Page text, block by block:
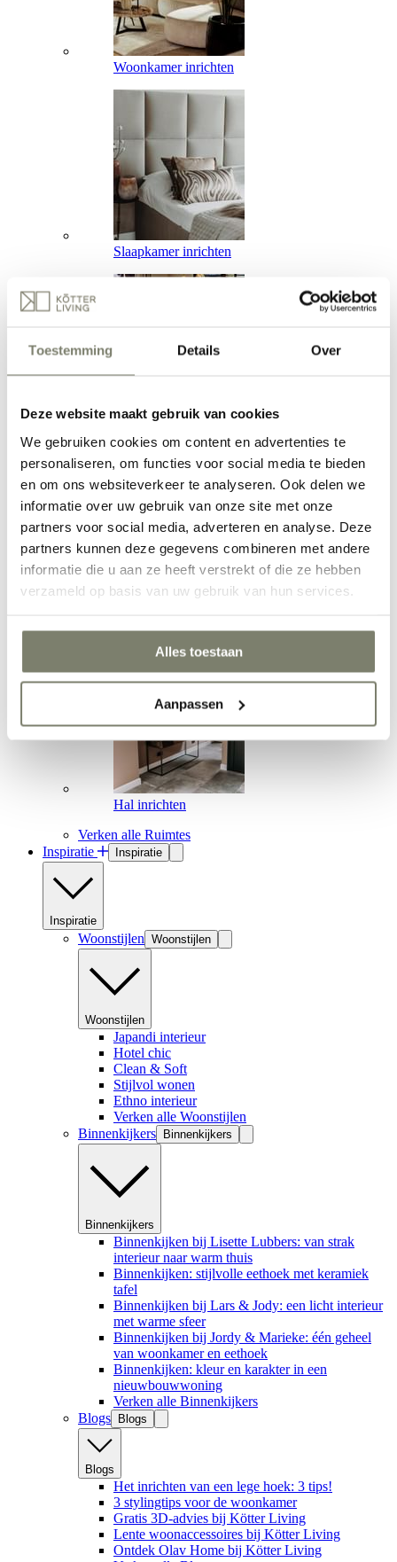
Toestemming Details Over
Deze website maakt gebruik van cookies
We gebruiken cookies om content en advertenties te
personaliseren, om functies voor social media te bieden
en om ons websiteverkeer te analyseren. Ook delen we
informatie over uw gebruik van onze site met onze
partners voor social media, adverteren en analyse. Deze
partners kunnen deze gegevens combineren met andere
informatie die u aan ze heeft verstrekt of die ze hebben
verzameld op basis van uw gebruik van hun services.
Alles toestaan
Aanpassen
Woonkamer inrichten
Slaapkamer inrichten
Eetkamer inrichten
Hal inrichten
Verken alle Ruimtes
Inspiratie
Inspiratie
Inspiratie
Woonstijlen Woonstijlen
Woonstijlen
Japandi interieur
Hotel chic
Clean & Soft
Stijlvol wonen
Ethno interieur
Verken alle Woonstijlen
Binnenkijkers
Binnenkijkers
Binnenkijkers
Binnenkijken bij Lisette Lubbers: van strak
interieur naar warm thuis
Binnenkijken: stijlvolle eethoek met keramiek
tafel
Binnenkijken bij Lars & Jody: een licht interieur
met warme sfeer
Binnenkijken bij Jordy & Marieke: één geheel
van woonkamer en eethoek
Binnenkijken: kleur en karakter in een
nieuwbouwwoning
Verken alle Binnenkijkers
Blogs
Blogs
Blogs
Het inrichten van een lege hoek: 3 tips!
3 stylingtips voor de woonkamer
Gratis 3D-advies bij Kötter Living
Lente woonaccessoires bij Kötter Living
Ontdek Olav Home bij Kötter Living